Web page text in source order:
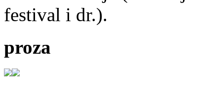
festival i dr.).
proza